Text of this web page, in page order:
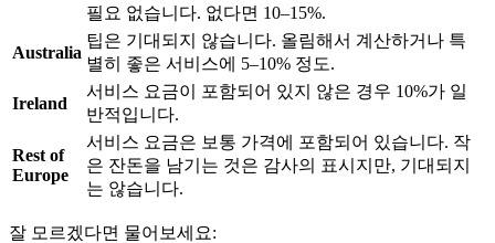
필요 없습니다. 없다면 10–15%.
Australia
팁은 기대되지 않습니다. 올림해서 계산하거나 특
별히 좋은 서비스에 5–10% 정도.
Ireland
서비스 요금이 포함되어 있지 않은 경우 10%가 일
반적입니다.
Rest of
Europe
서비스 요금은 보통 가격에 포함되어 있습니다. 작
은 잔돈을 남기는 것은 감사의 표시지만, 기대되지
는 않습니다.
잘 모르겠다면 물어보세요: